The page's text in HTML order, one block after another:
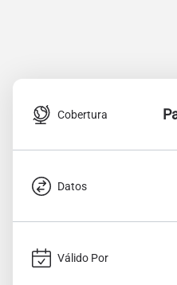
Cobertura
Datos
Válido Por